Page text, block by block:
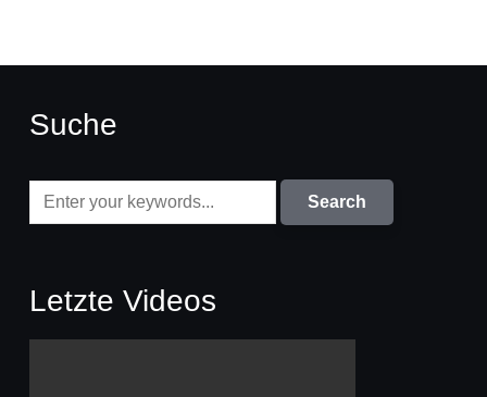
Suche
Letzte Videos